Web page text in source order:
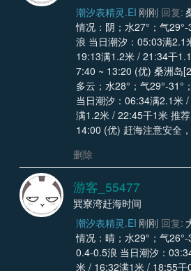
潮汐表精灵.EI 刚刚 回复:
情况：阴；水27°；气
浪 当日潮汐：05:03满2.1
19:13满1.2米 / 21:34干
7:40 ~ 13:20 (优) 桑洲岛[2026-8-10] 天气情况：
多云；水28°；气29°-31°
当日潮汐：06:34满2.1米
满1.2米 / 22:45干1米 推
14:00 (优) 赶海注意安全
删除
游客_55477
巽寮湾赶海时间
潮汐表精灵.EI 刚刚 回复:
情况：晴；水29°；气26°-
0.4-0.5浪 当日潮汐：
米 / 16:32满1米 / 18:55